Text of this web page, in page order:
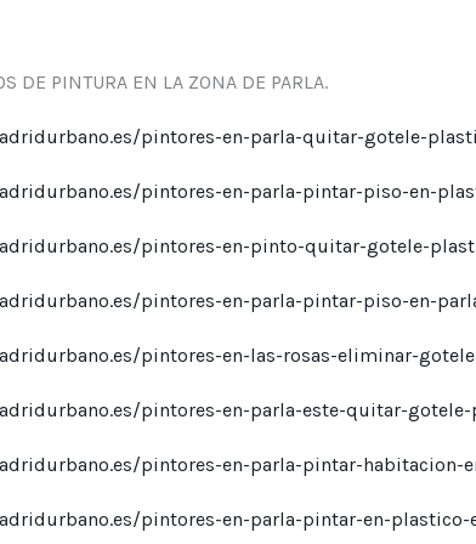
DE PINTURA EN LA ZONA DE PARLA.
pintores-en-parla-quitar-gotele-
pintores-en-parla-pintar-piso-en-
pintores-en-pinto-quitar-gotele-
pintores-en-parla-pintar-piso-en-
pintores-en-las-rosas-eliminar-
pintores-en-parla-este-quitar-
pintores-en-parla-pintar-
pintores-en-parla-pintar-en-